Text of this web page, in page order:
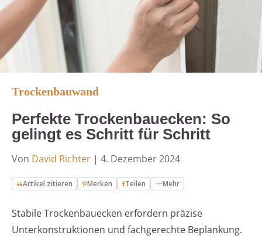
Trockenbauwand
Perfekte Trockenbauecken: So
gelingt es Schritt für Schritt
Von David Richter | 4. Dezember 2024
Artikel zitieren Merken Teilen Mehr
Stabile Trockenbauecken erfordern präzise
Unterkonstruktionen und fachgerechte Beplankung.